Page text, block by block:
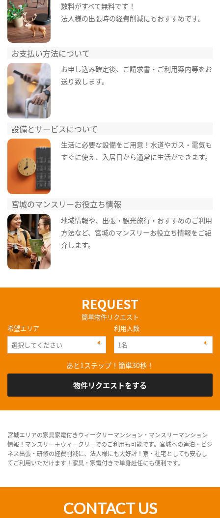
数料がすべて無料です！
法人様の出張時の経費削減にもおすすめです。
お支払い方法について
お申し込み確定後、ご請求書・ご利用案内等をお
送り致します。
設備とサービスについて
生活に必要な設備をご用意！水道やガス・電気も
すぐに使え、入居日から通常に生活ができます。
宮城のマンスリーお役立ち情報
地域情報や、出張・観光旅行・おすすめのご利用
方法など、宮城のマンスリーお役立ち情報をご紹
介します。
REQUEST
簡単物件リクエスト
希望エリア
利用人数
あと1ステップ！簡単30秒！
物件リクエストをする
宮城エリアの家具家電付きウィークリーマンション・マンスリーマンション
情報！マンスリー＋ウィークリーでのご利用も可能です。宮城への連泊・ビジ
ネス出張・研修の経費削減に、法人様にも大好評！寮・社宅としても安心し
てご利用いただけます！家具・家電付きで単身赴任にも便利です。
CONTACT US